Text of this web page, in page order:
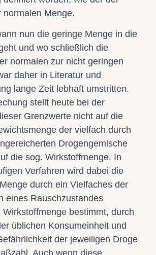
normalen Menge.
nun die geringe Menge in die
und wo schließlich die
normalen zur nicht geringen
daher in Literatur und
lange Zeit lebhaft umstritten.
stellt heute bei der
Grenzwerte nicht auf die
der vielfach durch
Drogengemische
die sog. Wirkstoffmenge. In
Verfahren wird dabei die
durch ein Vielfaches der
eines Rauschzustandes
Wirkstoffmenge bestimmt, durch
üblichen Konsumeinheit und
der jeweiligen Droge